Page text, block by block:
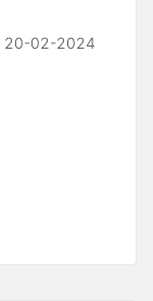
20-02-2024